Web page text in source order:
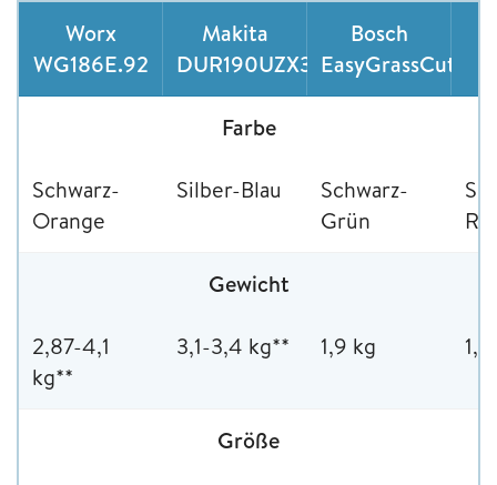
Worx
WG186E.92
Makita
DUR190UZX3
Bosch
EasyGrassCut
Farbe
Schwarz-
Orange
Silber-Blau
Schwarz-
Grün
Gewicht
2,87-4,1
kg**
3,1-3,4 kg** 1,9 kg
Größe